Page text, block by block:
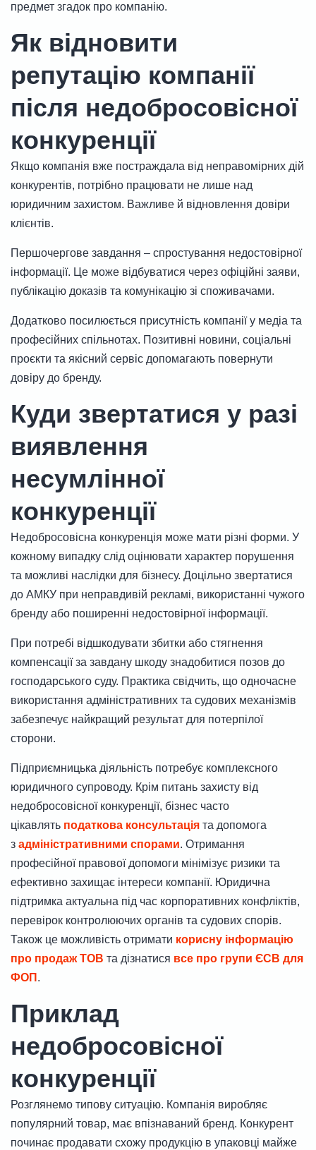
предмет згадок про компанію.
Як відновити
репутацію компанії
після недобросовісної
конкуренції
Якщо компанія вже постраждала від неправомірних дій
конкурентів, потрібно працювати не лише над
юридичним захистом. Важливе й відновлення довіри
клієнтів.
Першочергове завдання – спростування недостовірної
інформації. Це може відбуватися через офіційні заяви,
публікацію доказів та комунікацію зі споживачами.
Додатково посилюється присутність компанії у медіа та
професійних спільнотах. Позитивні новини, соціальні
проєкти та якісний сервіс допомагають повернути
довіру до бренду.
Куди звертатися у разі
виявлення
несумлінної
конкуренції
Недобросовісна конкуренція може мати різні форми. У
кожному випадку слід оцінювати характер порушення
та можливі наслідки для бізнесу. Доцільно звертатися
до АМКУ при неправдивій рекламі, використанні чужого
бренду або поширенні недостовірної інформації.
При потребі відшкодувати збитки або стягнення
компенсації за завдану шкоду знадобитися позов до
господарського суду. Практика свідчить, що одночасне
використання адміністративних та судових механізмів
забезпечує найкращий результат для потерпілої
сторони.
Підприємницька діяльність потребує комплексного
юридичного супроводу. Крім питань захисту від
недобросовісної конкуренції, бізнес часто
цікавлять податкова консультація та допомога
з адміністративними спорами. Отримання
професійної правової допомоги мінімізує ризики та
ефективно захищає інтереси компанії. Юридична
підтримка актуальна під час корпоративних конфліктів,
перевірок контролюючих органів та судових спорів.
Також це можливість отримати корисну інформацію
про продаж ТОВ та дізнатися все про групи ЄСВ для
ФОП .
Приклад
недобросовісної
конкуренції
Розглянемо типову ситуацію. Компанія виробляє
популярний товар, має впізнаваний бренд. Конкурент
починає продавати схожу продукцію в упаковці майже